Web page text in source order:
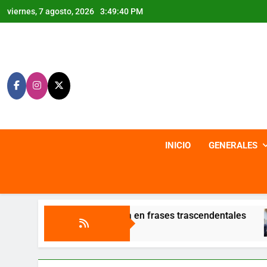
Saltar
al
viernes, 7 agosto, 2026 3:49:41 PM
INICIO GENERALES
enmarcada en frases trascendentales
6